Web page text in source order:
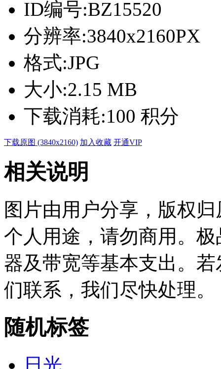
ID编号:BZ15520
分辨率:3840x2160PX
格式:JPG
大小:2.15 MB
下载消耗:100 积分
下载原图 (3840x2160) 加入收藏 开通VIP
相关说明
图片由用户分享，版权
个人用途，请勿商用。
器及带宽等基本支出。
们联系，我们尽快处理。
随机标签
日光